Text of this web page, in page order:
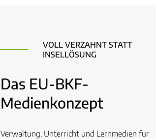
VOLL VERZAHNT STATT
INSELLÖSUNG
Das EU-BKF-
Medienkonzept
Verwaltung, Unterricht und Lernmedien für